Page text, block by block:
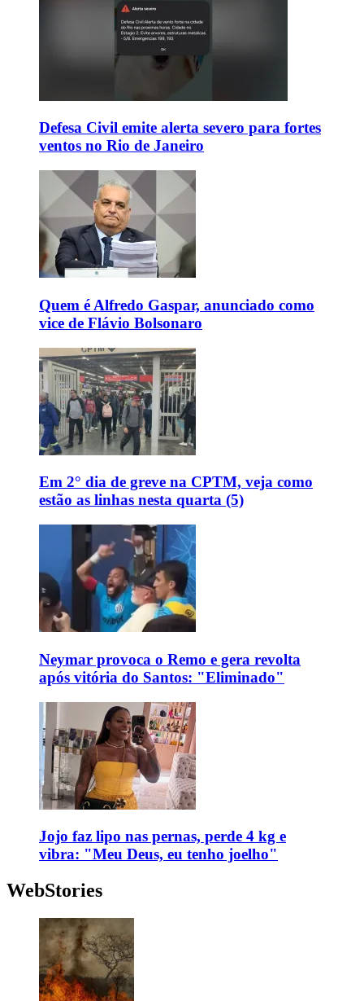
Defesa Civil emite alerta severo para fortes
ventos no Rio de Janeiro
Quem é Alfredo Gaspar, anunciado como
vice de Flávio Bolsonaro
Em 2° dia de greve na CPTM, veja como
estão as linhas nesta quarta (5)
Neymar provoca o Remo e gera revolta
após vitória do Santos: "Eliminado"
Jojo faz lipo nas pernas, perde 4 kg e
vibra: "Meu Deus, eu tenho joelho"
WebStories